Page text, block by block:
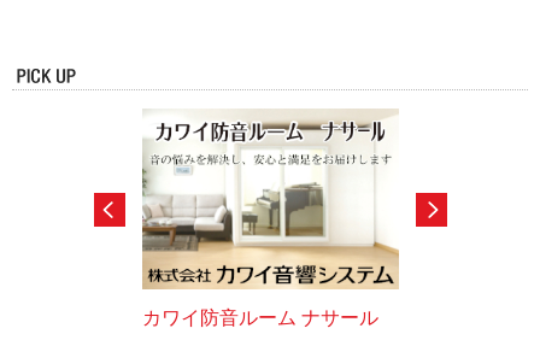
カワイ防音ルーム ナサール